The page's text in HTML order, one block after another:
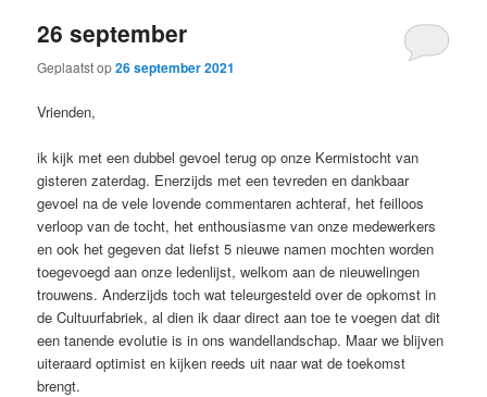
26 september
Geplaatst op26 september 2021
Vrienden,
ik kijk met een dubbel gevoel terug op onze Kermistocht van
gisteren zaterdag. Enerzijds met een tevreden en dankbaar
gevoel na de vele lovende commentaren achteraf, het feilloos
verloop van de tocht, het enthousiasme van onze medewerkers
en ook het gegeven dat liefst 5 nieuwe namen mochten worden
toegevoegd aan onze ledenlijst, welkom aan de nieuwelingen
trouwens. Anderzijds toch wat teleurgesteld over de opkomst in
de Cultuurfabriek, al dien ik daar direct aan toe te voegen dat dit
een tanende evolutie is in ons wandellandschap. Maar we blijven
uiteraard optimist en kijken reeds uit naar wat de toekomst
brengt.